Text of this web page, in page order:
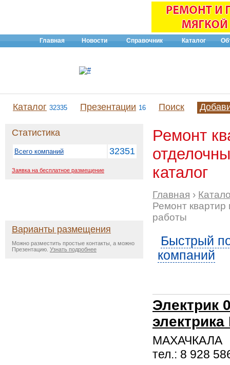
Главная Новости Справочник Каталог
Каталог 32335 Презентации 16 Поиск
Статистика
Всего компаний 32351
Заявка на бесплатное размещение
Варианты размещения
Можно разместить простые контакты, а можно
Презентацию. Узнать подробнее
Ремонт
каталог
Главная ›
Ремонт
работы
Быстрый
компаний
Электрик
МАХАЧКАЛА
тел.: 8 928